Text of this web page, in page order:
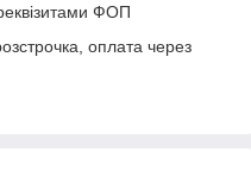
ФОП
оплата через